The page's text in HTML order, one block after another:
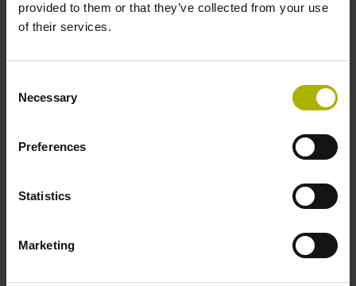
provided to them or that they’ve collected from your use
of their services.
Selection
Necessary
Preferences
Statistics
Marketing
Product
Ik bevestig dat ik de
heb gelezen en
JOHANNES HEIDENHAIN GmbH worden gebruikt
mail, telefoon en voor marketingactiviteiten van DR.
JOHANNES HEIDENHAIN GmbH. Ik kan te allen tijde